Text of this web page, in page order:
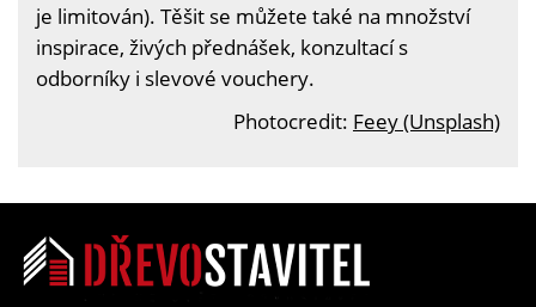
je limitován). Těšit se můžete také na množství
inspirace, živých přednášek, konzultací s
odborníky i slevové vouchery.
Photocredit: Feey (Unsplash)